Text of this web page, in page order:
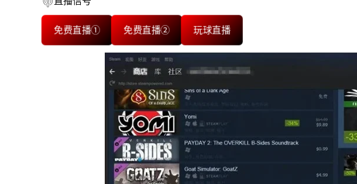
免费直播① 免费直播② 玩球直播